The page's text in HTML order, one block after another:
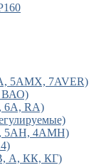
5АМХ, 7AVER)
ВАО)
6А, RA)
5АН, 4АМН)
А, КК, КГ)